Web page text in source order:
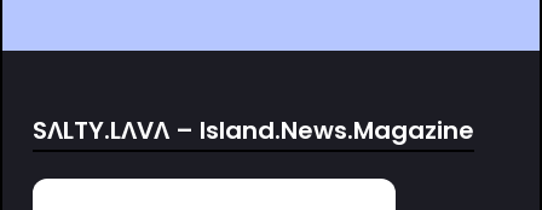
SΛLTY.LΛVΛ – Island.News.Magazine